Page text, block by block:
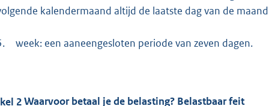
kalendermaand altijd de laatste dag van de
week: een aaneengesloten periode van zeven dagen.
2Waarvoor betaal je de belasting? Belastbaar feit